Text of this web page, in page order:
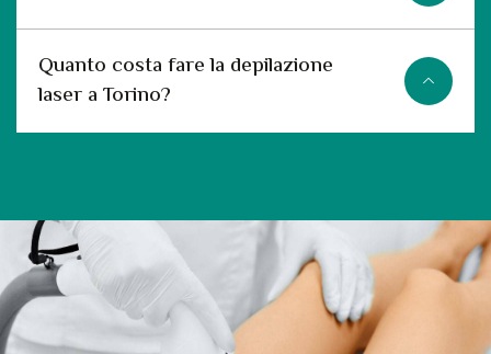
Quanto costa fare la depilazione
laser a Torino?